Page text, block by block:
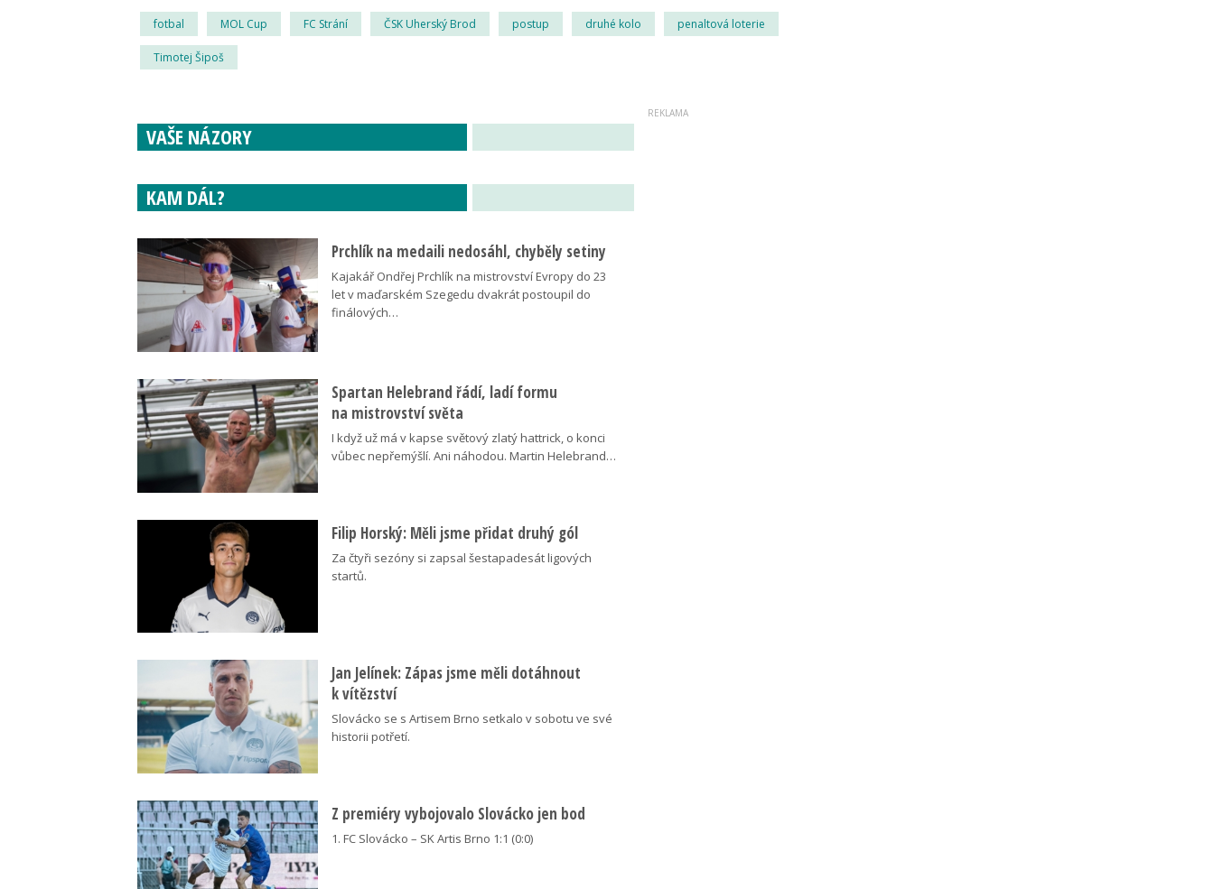
fotbal MOL Cup FC Strání ČSK Uherský Brod postup druhé kolo penaltová loterie
Timotej Šipoš
VAŠE NÁZORY
KAM DÁL?
Prchlík na medaili nedosáhl, chyběly setiny
Kajakář Ondřej Prchlík na mistrovství Evropy do 23
let v maďarském Szegedu dvakrát postoupil do
finálových…
Spartan Helebrand řádí, ladí formu
na mistrovství světa
I když už má v kapse světový zlatý hattrick, o konci
vůbec nepřemýšlí. Ani náhodou. Martin Helebrand…
Filip Horský: Měli jsme přidat druhý gól
Za čtyři sezóny si zapsal šestapadesát ligových
startů.
Jan Jelínek: Zápas jsme měli dotáhnout
k vítězství
Slovácko se s Artisem Brno setkalo v sobotu ve své
historii potřetí.
Z premiéry vybojovalo Slovácko jen bod
1. FC Slovácko – SK Artis Brno 1:1 (0:0)